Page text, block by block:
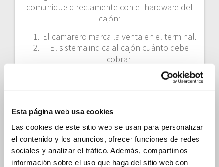
Esta página web usa cookies
Las cookies de este sitio web se usan para personalizar
el contenido y los anuncios, ofrecer funciones de redes
sociales y analizar el tráfico. Además, compartimos
información sobre el uso que haga del sitio web con
comunique directamente con el hardware del
cajón:
El camarero marca la venta en el terminal.
El sistema indica al cajón cuánto debe
cobrar.
El cajón valida el dinero y devuelve el
La operación queda registrada en la nube
Controla tu efectivo desde
cualquier lugar
Gracias a la gestión online, puedes supervisar